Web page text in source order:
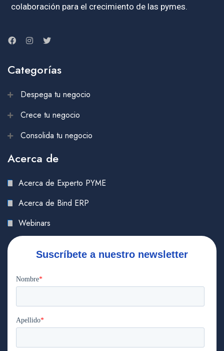
colaboración para el crecimiento de las pymes.
Categorías
Despega tu negocio
Crece tu negocio
Consolida tu negocio
Acerca de
Acerca de Experto PYME
Acerca de Bind ERP
Webinars
Suscríbete a nuestro newsletter